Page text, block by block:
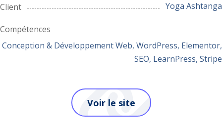
Client Yoga Ashtanga
Compétences
Conception & Développement Web, WordPress, Elementor,
SEO, LearnPress, Stripe
Voir le site